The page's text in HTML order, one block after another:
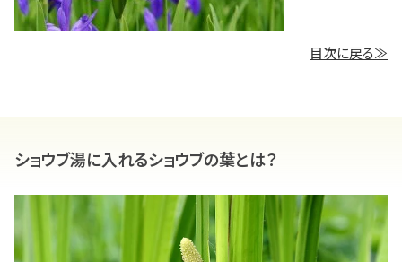
目次に戻る≫
ショウブ湯に入れるショウブの葉とは？